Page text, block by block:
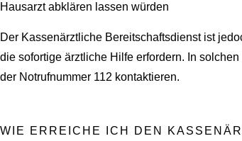
Hausarzt abklären lassen würden
Der Kassenärztliche Bereitschaftsdienst ist
die sofortige ärztliche Hilfe erfordern. In
der Notrufnummer 112 kontaktieren.
WIE ERREICHE ICH DEN